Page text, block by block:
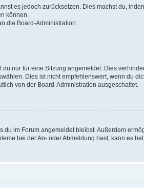
es jedoch zurücksetzen. Dies machst du,
können.
die Board-Administration.
nur für eine Sitzung angemeldet. Dies
Dies ist nicht empfehlenswert, wenn du
von der Board-Administration ausgeschaltet.
du im Forum angemeldet bleibst. Außerdem
bei der An- oder Abmeldung hast, kann es